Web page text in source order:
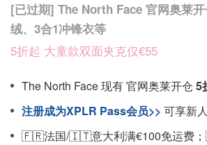
[已过期] The North Face 官网奥莱
绒、3合1冲锋衣等
5折起 大童款双面夹克仅€55
The North Face 现有 官网奥莱开仓 5
注册成为XPLR Pass会员>> 可享新
🇫🇷法国/🇮🇹意大利满€100免运费